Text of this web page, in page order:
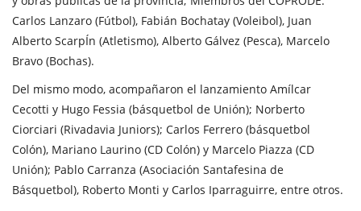
Carlos Lanzaro (Fútbol), Fabián Bochatay (Voleibol), Juan
Alberto ScarpÍn (Atletismo), Alberto Gálvez (Pesca), Marcelo
Bravo (Bochas).
Del mismo modo, acompañaron el lanzamiento Amílcar
Cecotti y Hugo Fessia (básquetbol de Unión); Norberto
Ciorciari (Rivadavia Juniors); Carlos Ferrero (básquetbol
Colón), Mariano Laurino (CD Colón) y Marcelo Piazza (CD
Unión); Pablo Carranza (Asociación Santafesina de
Básquetbol), Roberto Monti y Carlos Iparraguirre, entre otros.